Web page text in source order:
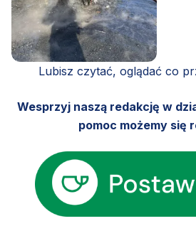
Lubisz czytać, oglądać co
Wesprzyj naszą redakcję w
pomoc możemy się